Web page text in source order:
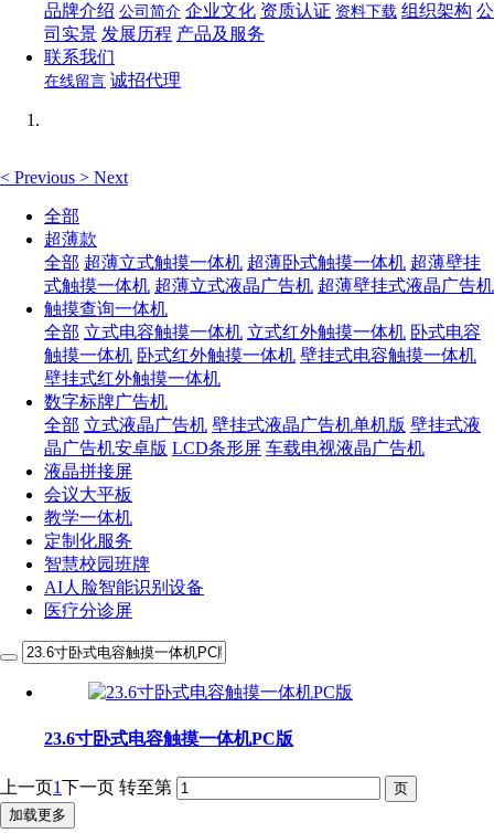
品牌介绍 公司简介 企业文化 资质认证 资料下载 组织架构 公
司实景 发展历程 产品及服务
联系我们
在线留言 诚招代理
< Previous > Next
全部
超薄款
全部 超薄立式触摸一体机 超薄卧式触摸一体机 超薄壁挂
式触摸一体机 超薄立式液晶广告机 超薄壁挂式液晶广告机
触摸查询一体机
全部 立式电容触摸一体机 立式红外触摸一体机 卧式电容
触摸一体机 卧式红外触摸一体机 壁挂式电容触摸一体机
壁挂式红外触摸一体机
数字标牌广告机
全部 立式液晶广告机 壁挂式液晶广告机单机版 壁挂式液
晶广告机安卓版 LCD条形屏 车载电视液晶广告机
液晶拼接屏
会议大平板
教学一体机
定制化服务
智慧校园班牌
AI人脸智能识别设备
医疗分诊屏
23.6寸卧式电容触摸一体机PC版
上一页1下一页 转至第
加载更多